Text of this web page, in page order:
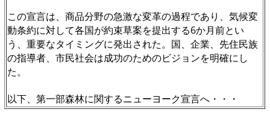
この宣言は、商品分野の急激な変革の過程であり、気候変
動条約に対して各国が約束草案を提出する6か月前とい
う、重要なタイミングに発出された。国、企業、先住民族
の指導者、市民社会は成功のためのビジョンを明確にし
た。
以下、第一部森林に関するニューヨーク宣言へ・・・